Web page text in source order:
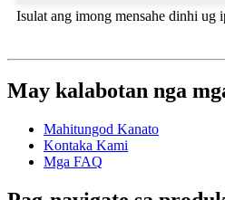
Isulat ang imong mensahe dinhi ug
May kalabotan nga
Mahitungod Kanato
Kontaka Kami
Mga FAQ